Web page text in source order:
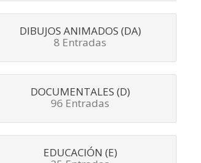
DIBUJOS ANIMADOS (DA)
8 Entradas
DOCUMENTALES (D)
96 Entradas
EDUCACIÓN (E)